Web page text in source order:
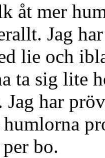
åt mer
Jag
lie och
ta sig lite
har
bo.